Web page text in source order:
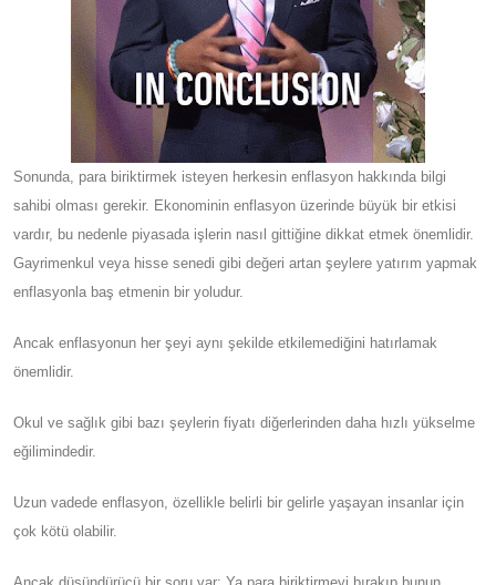
Sonunda, para biriktirmek isteyen herkesin enflasyon hakkında bilgi
sahibi olması gerekir. Ekonominin enflasyon üzerinde büyük bir etkisi
vardır, bu nedenle piyasada işlerin nasıl gittiğine dikkat etmek önemlidir.
Gayrimenkul veya hisse senedi gibi değeri artan şeylere yatırım yapmak
enflasyonla baş etmenin bir yoludur.
Ancak enflasyonun her şeyi aynı şekilde etkilemediğini hatırlamak
önemlidir.
Okul ve sağlık gibi bazı şeylerin fiyatı diğerlerinden daha hızlı yükselme
eğilimindedir.
Uzun vadede enflasyon, özellikle belirli bir gelirle yaşayan insanlar için
çok kötü olabilir.